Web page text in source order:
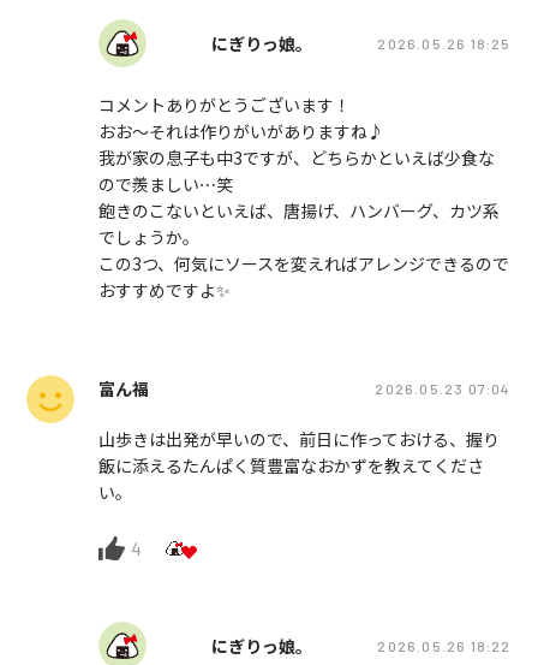
にぎりっ娘。 2026.05.26 18:25
コメントありがとうございます！
おお〜それは作りがいがありますね♪
我が家の息子も中3ですが、どちらかといえば少食な
ので羨ましい⋯笑
飽きのこないといえば、唐揚げ、ハンバーグ、カツ系
でしょうか。
この3つ、何気にソースを変えればアレンジできるので
おすすめですよ✨️
富ん福 2026.05.23 07:04
山歩きは出発が早いので、前日に作っておける、握り
飯に添えるたんぱく質豊富なおかずを教えてくださ
い。
4
にぎりっ娘。 2026.05.26 18:22